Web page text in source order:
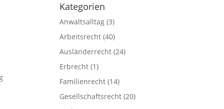
Kategorien
Anwaltsalltag (3)
Arbeitsrecht (40)
Ausländerrecht (24)
Erbrecht (1)
Familienrecht (14)
Gesellschaftsrecht (20)